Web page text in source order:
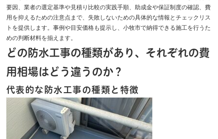
要因、業者の選定基準や見積り比較の実践手順、助成金や保証制度の確認、費
用を抑えるための注意点まで、失敗しないための具体的な情報とチェックリス
トを提供します。事例や目安価格も提示し、小牧市で納得できる施工を行うた
めの判断材料を揃えます。
どの防水工事の種類があり、それぞれの費
用相場はどう違うのか？
代表的な防水工事の種類と特徴